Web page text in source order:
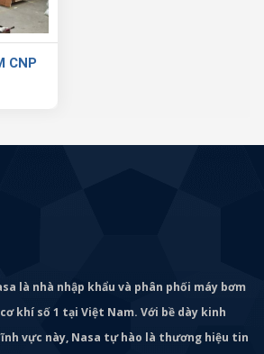
CNP
là nhà nhập khẩu và phân phối máy bơm
khí số 1 tại Việt Nam. Với bề dày kinh
vực này, Nasa tự hào là thương hiệu tin